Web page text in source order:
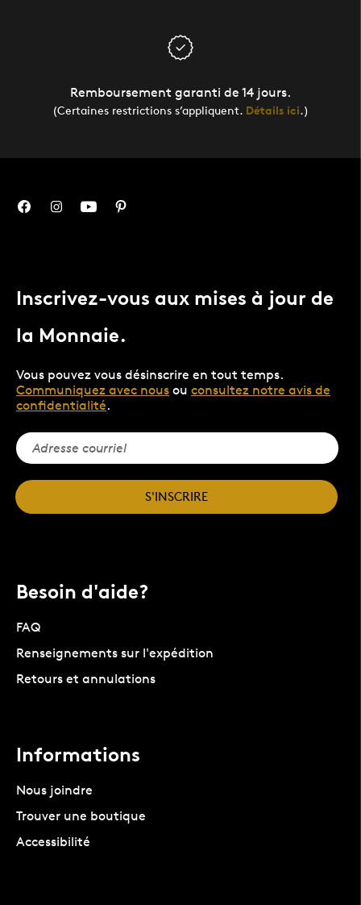
Remboursement garanti de 14 jours.
(Certaines restrictions s’appliquent. Détails ici.)
Inscrivez-vous aux mises à jour de
la Monnaie.
Vous pouvez vous désinscrire en tout temps.
Communiquez avec nous ou consultez notre avis de
confidentialité.
S'INSCRIRE
Besoin d'aide?
FAQ
Renseignements sur l'expédition
Retours et annulations
Informations
Nous joindre
Trouver une boutique
Accessibilité